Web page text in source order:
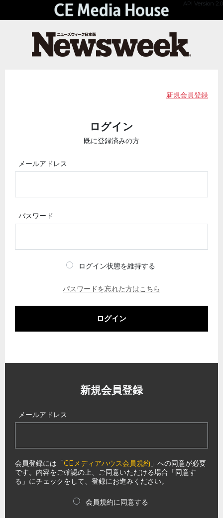
API Version 2.0
新規会員登録
ログイン
既に登録済みの方
メールアドレス
パスワード
ログイン状態を維持する
パスワードを忘れた方はこちら
ログイン
新規会員登録
メールアドレス
会員登録には「CEメディアハウス会員規約 」への同意が必要
です。内容をご確認の上、ご同意いただける場合「同意す
る」にチェックをして、登録にお進みください。
会員規約に同意する